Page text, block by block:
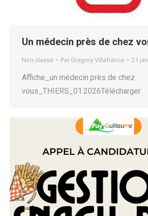
Un médecin près de chez
Non classé Par Gregory Villafranca 21
Affiche_un médecin près de chez
vous_THIERS_01.2026Télécharger